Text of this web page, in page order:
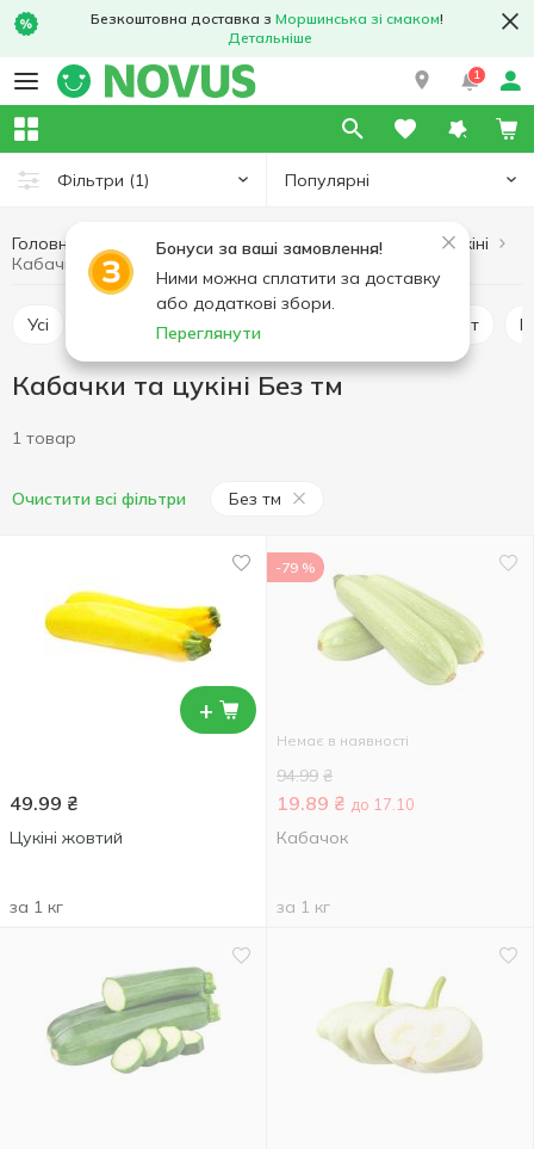
Безкоштовна доставка з Моршинська зі смаком!
Детальніше
1
Фільтри (1) Популярні
Бонуси за ваші замовлення!
Ними можна сплатити за доставку
або додаткові збори.
Переглянути
Головна Фрукти та овочі Овочі
Кабачки та цукіні
Кабачки та цукіні Без тм
Усі Авокадо Картопля та батат
Кабачки та цукіні Без тм
1 товар
Очистити всі фільтри Без тм
+
49.99 ₴
Цукіні жовтий
за 1 кг
-79 %
Немає в наявності
94.99 ₴
19.89 ₴ до 17.10
Кабачок
за 1 кг